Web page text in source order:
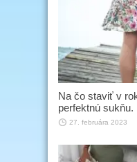
Na čo staviť v
perfektnú sukňu.
27. februára 2023